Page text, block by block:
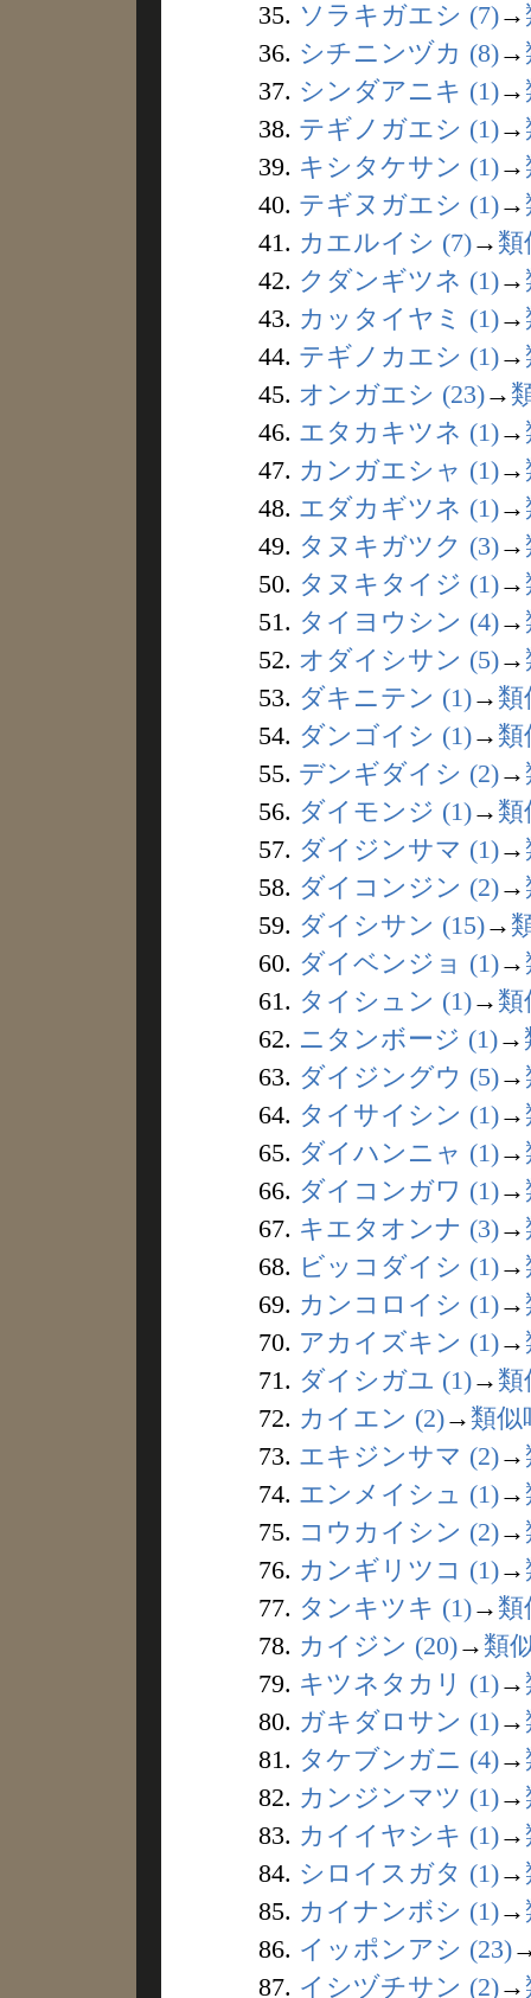
35. ソラキガエシ (7)→
36. シチニンヅカ (8)→
37. シンダアニキ (1)→
38. テギノガエシ (1)→
39. キシタケサン (1)→
40. テギヌガエシ (1)→
41. カエルイシ (7)→ 類
42. クダンギツネ (1)→
43. カッタイヤミ (1)→
44. テギノカエシ (1)→
45. オンガエシ (23)→
46. エタカキツネ (1)→
47. カンガエシャ (1)→
48. エダカギツネ (1)→
49. タヌキガツク (3)→
50. タヌキタイジ (1)→
51. タイヨウシン (4)→
52. オダイシサン (5)→
53. ダキニテン (1)→ 類
54. ダンゴイシ (1)→ 類
55. デンギダイシ (2)→
56. ダイモンジ (1)→ 類
57. ダイジンサマ (1)→
58. ダイコンジン (2)→
59. ダイシサン (15)→
60. ダイベンジョ (1)→
61. タイシュン (1)→ 類
62. ニタンボージ (1)→
63. ダイジングウ (5)→
64. タイサイシン (1)→
65. ダイハンニャ (1)→
66. ダイコンガワ (1)→
67. キエタオンナ (3)→
68. ビッコダイシ (1)→
69. カンコロイシ (1)→
70. アカイズキン (1)→
71. ダイシガユ (1)→ 類
72. カイエン (2)→ 類似
73. エキジンサマ (2)→
74. エンメイシュ (1)→
75. コウカイシン (2)→
76. カンギリツコ (1)→
77. タンキツキ (1)→ 類
78. カイジン (20)→ 類
79. キツネタカリ (1)→
80. ガキダロサン (1)→
81. タケブンガニ (4)→
82. カンジンマツ (1)→
83. カイイヤシキ (1)→
84. シロイスガタ (1)→
85. カイナンボシ (1)→
86. イッポンアシ (23)
87. イシヅチサン (2)→